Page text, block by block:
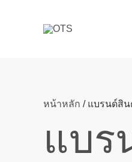
หน้าหลัก / แบรนด์สิน
แบร